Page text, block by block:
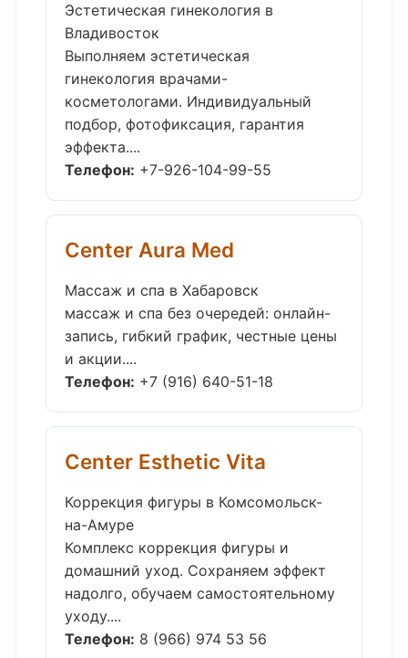
Эстетическая гинекология в
Владивосток
Выполняем эстетическая
гинекология врачами-
косметологами. Индивидуальный
подбор, фотофиксация, гарантия
эффекта....
Телефон: +7-926-104-99-55
Center Aura Med
Массаж и спа в Хабаровск
массаж и спа без очередей: онлайн-
запись, гибкий график, честные цены
и акции....
Телефон: +7 (916) 640-51-18
Center Esthetic Vita
Коррекция фигуры в Комсомольск-
на-Амуре
Комплекс коррекция фигуры и
домашний уход. Сохраняем эффект
надолго, обучаем самостоятельному
уходу....
Телефон: 8 (966) 974 53 56